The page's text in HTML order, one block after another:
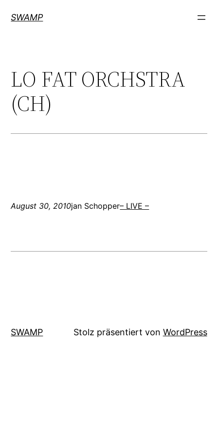
InhaltSWAMP
LO FAT ORCHSTRA
(CH)
August 30, 2010jan Schopper– LIVE –
SWAMP Stolz präsentiert von WordPress